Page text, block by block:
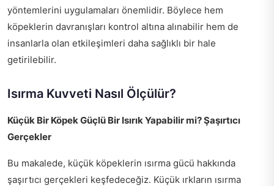
yöntemlerini uygulamaları önemlidir. Böylece hem
köpeklerin davranışları kontrol altına alınabilir hem de
insanlarla olan etkileşimleri daha sağlıklı bir hale
getirilebilir.
Isırma Kuvveti Nasıl Ölçülür?
Küçük Bir Köpek Güçlü Bir Isırık Yapabilir mi? Şaşırtıcı
Gerçekler
Bu makalede, küçük köpeklerin ısırma gücü hakkında
şaşırtıcı gerçekleri keşfedeceğiz. Küçük ırkların ısırma